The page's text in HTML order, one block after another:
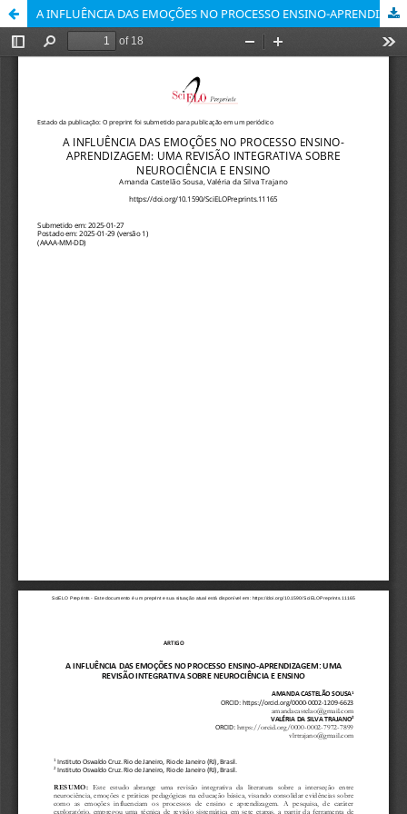
A INFLUÊNCIA DAS EMOÇÕES NO PROCESSO ENSINO-APRENDIZAGEM: UMA REVISÃO INTEGRATIVA SOBRE NEUROCIÊNCIA E ENSINO